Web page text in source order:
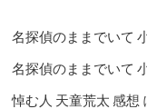
名探偵のままでいて
名探偵のままでいて
悼む人 天童荒太 感想